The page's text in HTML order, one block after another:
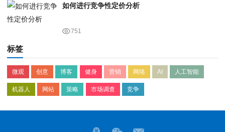
如何进行竞争性定价分析
751
标签
微观 创意 博客 健身 营销 网络 AI 人工智能
机器人 网站 策略 市场调查 竞争